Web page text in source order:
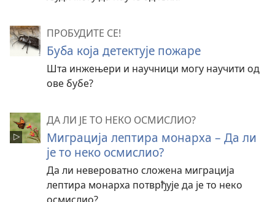
ПРОБУДИТЕ СЕ!
Буба која детектује пожаре
Шта инжењери и научници могу научити од
ове бубе?
ДА ЛИ ЈЕ ТО НЕКО ОСМИСЛИО?
Миграција лептира монарха – Да ли
је то неко осмислио?
Да ли невероватно сложена миграција
лептира монарха потврђује да је то неко